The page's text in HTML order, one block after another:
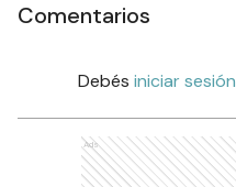
Comentarios
Debés iniciar sesión
Ads